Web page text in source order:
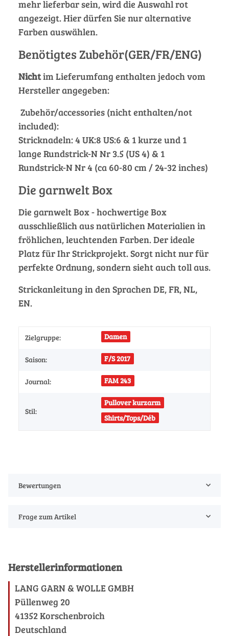
mehr lieferbar sein, wird die Auswahl rot
angezeigt. Hier dürfen Sie nur alternative
Farben auswählen.
Benötigtes Zubehör(GER/FR/ENG)
Nichtim Lieferumfang enthalten jedoch vom
Hersteller angegeben:
Zubehör/accessories (nicht enthalten/not
included):
Stricknadeln: 4 UK:8 US:6 & 1 kurze und 1
lange Rundstrick-N Nr 3.5 (US 4) & 1
Rundstrick-N Nr 4 (ca 60-80 cm / 24-32 inches)
Die garnwelt Box
Die garnwelt Box - hochwertige Box
ausschließlich aus natürlichen Materialien in
fröhlichen, leuchtenden Farben. Der ideale
Platz für Ihr Strickprojekt. Sorgt nicht nur für
perfekte Ordnung, sondern sieht auch toll aus.
Strickanleitung in den Sprachen DE, FR, NL,
EN.
Zielgruppe: Damen
Saison: F/S 2017
Journal: FAM 243
Stil:
Pullover kurzarm
Shirts/Tops/Déb
Bewertungen
Frage zum Artikel
Herstellerinformationen
LANG GARN & WOLLE GMBH
Püllenweg 20
41352 Korschenbroich
Deutschland